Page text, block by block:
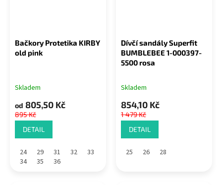
Bačkory Protetika KIRBY
old pink
Skladem
od 805,50 Kč
895 Kč
DETAIL
24 29 31 32
33
34
35 36
Dívčí sandály Superfit
BUMBLEBEE 1-000397-
5500 rosa
Skladem
854,10 Kč
1 479 Kč
DETAIL
25 26 28